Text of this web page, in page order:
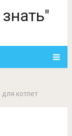
котлет